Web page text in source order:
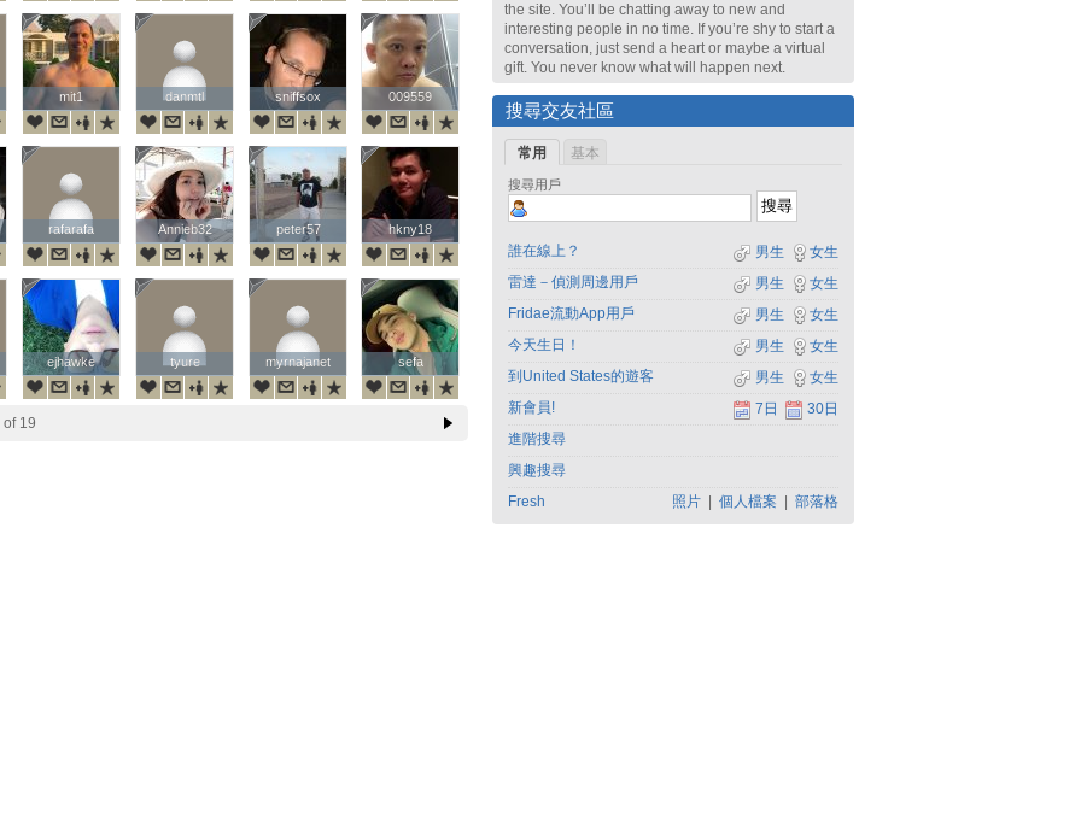
mit1
mit1 danmtl
danmtl sniffsox
sniffsox 009559
009559
rafarafa
rafarafa Annieb32
Annieb32 peter57
peter57 hkny18
hkny18
ejhawke
ejhawke tyure
tyure myrnajanet
myrnajanet sefa
sefa
of 19
the site. You’ll be chatting away to new and
interesting people in no time. If you’re shy to start a
conversation, just send a heart or maybe a virtual
gift. You never know what will happen next.
搜尋交友社區
常用 基本
搜尋用戶
誰在線上？ 女生
男生
雷達－偵測周邊用戶
女生
男生
Fridae流動App用戶
女生
男生
今天生日！
女生
男生
到United States的遊客
女生
男生
新會員!
30日
7日
進階搜尋
興趣搜尋
Fresh
照片 個人檔案 部落格